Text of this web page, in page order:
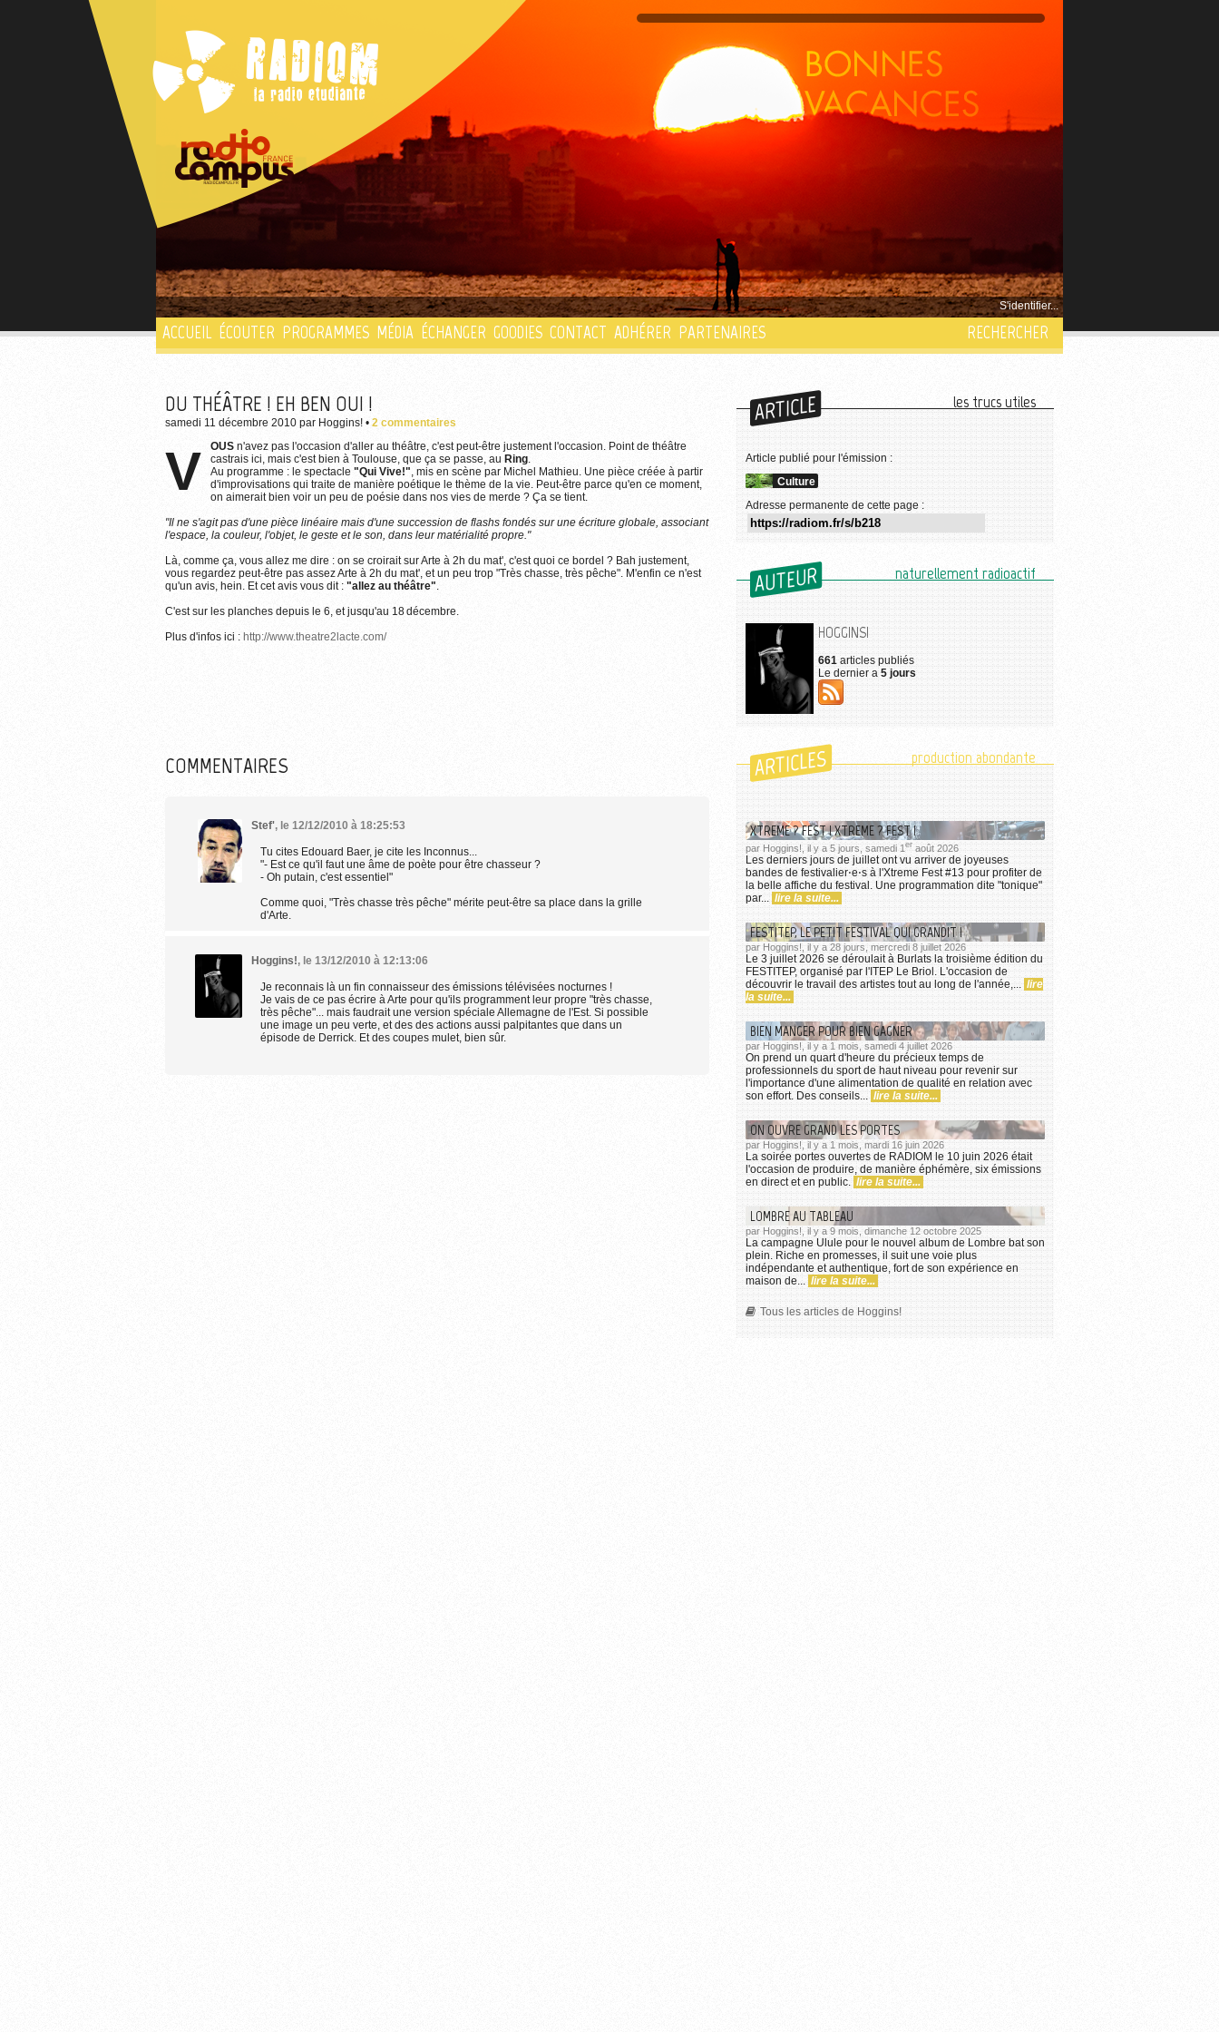
S'identifier...
ACCUEIL ÉCOUTER PROGRAMMES MÉDIA ÉCHANGER GOODIES CONTACT ADHÉRER PARTENAIRES RECHERCHER
DU THÉÂTRE ! EH BEN OUI !
samedi 11 décembre 2010 par Hoggins! • 2 commentaires
VOUS n'avez pas l'occasion d'aller au théâtre, c'est peut-être justement l'occasion. Point de théâtre
castrais ici, mais c'est bien à Toulouse, que ça se passe, au Ring.
Au programme : le spectacle "Qui Vive!", mis en scène par Michel Mathieu. Une pièce créée à partir
d'improvisations qui traite de manière poétique le thème de la vie. Peut-être parce qu'en ce moment,
on aimerait bien voir un peu de poésie dans nos vies de merde ? Ça se tient.
"Il ne s'agit pas d'une pièce linéaire mais d'une succession de flashs fondés sur une écriture globale, associant
l'espace, la couleur, l'objet, le geste et le son, dans leur matérialité propre."
Là, comme ça, vous allez me dire : on se croirait sur Arte à 2h du mat', c'est quoi ce bordel ? Bah justement,
vous regardez peut-être pas assez Arte à 2h du mat', et un peu trop "Très chasse, très pêche". M'enfin ce n'est
qu'un avis, hein. Et cet avis vous dit : "allez au théâtre".
C'est sur les planches depuis le 6, et jusqu'au 18 décembre.
Plus d'infos ici : http://www.theatre2lacte.com/
COMMENTAIRES
Stef', le 12/12/2010 à 18:25:53
Tu cites Edouard Baer, je cite les Inconnus...
"- Est ce qu'il faut une âme de poète pour être chasseur ?
- Oh putain, c'est essentiel"
Comme quoi, "Très chasse très pêche" mérite peut-être sa place dans la grille
d'Arte.
Hoggins!, le 13/12/2010 à 12:13:06
Je reconnais là un fin connaisseur des émissions télévisées nocturnes !
Je vais de ce pas écrire à Arte pour qu'ils programment leur propre "très chasse,
très pêche"... mais faudrait une version spéciale Allemagne de l'Est. Si possible
une image un peu verte, et des des actions aussi palpitantes que dans un
épisode de Derrick. Et des coupes mulet, bien sûr.
ARTICLE les trucs utiles
Article publié pour l'émission :
Culture
Adresse permanente de cette page :
AUTEUR naturellement radioactif
HOGGINS!
661 articles publiés
Le dernier a 5 jours
ARTICLES production abondante
XTREME ? FEST ! XTREME ? FEST !
par Hoggins!, il y a 5 jours, samedi 1 er août 2026
Les derniers jours de juillet ont vu arriver de joyeuses
bandes de festivalier⋅e⋅s à l'Xtreme Fest #13 pour profiter de
la belle affiche du festival. Une programmation dite "tonique"
par...
lire la suite...
FESTITEP, LE PETIT FESTIVAL QUI GRANDIT !
par Hoggins!, il y a 28 jours, mercredi 8 juillet 2026
Le 3 juillet 2026 se déroulait à Burlats la troisième édition du
FESTITEP, organisé par l'ITEP Le Briol. L'occasion de
découvrir le travail des artistes tout au long de l'année,...
lire
la suite...
BIEN MANGER POUR BIEN GAGNER
par Hoggins!, il y a 1 mois, samedi 4 juillet 2026
On prend un quart d'heure du précieux temps de
professionnels du sport de haut niveau pour revenir sur
l'importance d'une alimentation de qualité en relation avec
son effort. Des conseils...
lire la suite...
ON OUVRE GRAND LES PORTES
par Hoggins!, il y a 1 mois, mardi 16 juin 2026
La soirée portes ouvertes de RADIOM le 10 juin 2026 était
l'occasion de produire, de manière éphémère, six émissions
en direct et en public.
lire la suite...
LOMBRE AU TABLEAU
par Hoggins!, il y a 9 mois, dimanche 12 octobre 2025
La campagne Ulule pour le nouvel album de Lombre bat son
plein. Riche en promesses, il suit une voie plus
indépendante et authentique, fort de son expérience en
maison de...
lire la suite...
Tous les articles de Hoggins!